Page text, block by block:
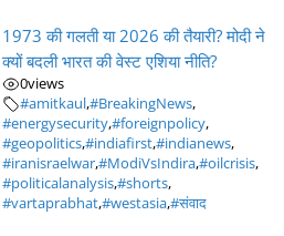
1973 की गलती या 2026 की तैयारी? मोदी ने
क्यों बदली भारत की वेस्ट एशिया नीति?
0views
#amitkaul,#BreakingNews,
#energysecurity,#foreignpolicy,
#geopolitics,#indiafirst,#indianews,
#iranisraelwar,#ModiVsIndira,#oilcrisis,
#politicalanalysis,#shorts,
#vartaprabhat,#westasia,#संवाद